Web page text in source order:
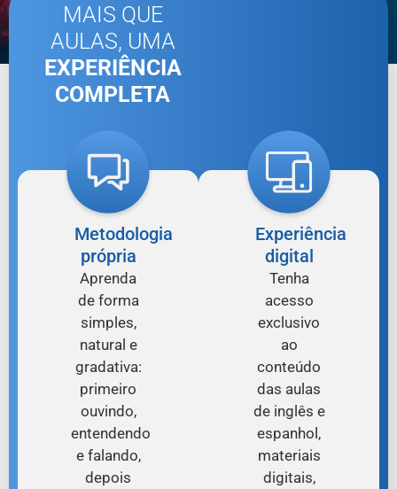
MAIS QUE
AULAS, UMA
EXPERIÊNCIA
COMPLETA
Metodologia
própria
Aprenda
de forma
simples,
natural e
gradativa:
primeiro
ouvindo,
entendendo
e falando,
depois
Experiência
digital
Tenha
acesso
exclusivo
ao
conteúdo
das aulas
de inglês e
espanhol,
materiais
digitais,